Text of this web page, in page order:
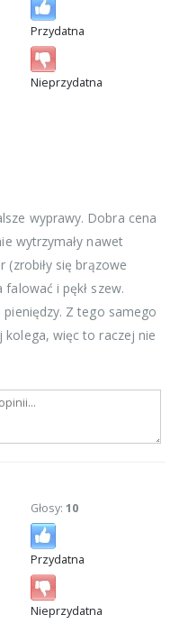
Przydatna
Nieprzydatna
wyprawy. Dobra cena
wytrzymały nawet
(zrobiły się brązowe
i pękł szew.
Z tego samego
kolega, więc to raczej nie
Głosy: 10
Przydatna
Nieprzydatna